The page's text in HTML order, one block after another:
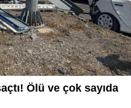
Ölü ve çok sayıda